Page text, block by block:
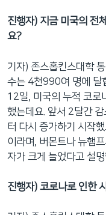
진행자) 지금 미국의 전
요?
기자) 존스홉킨스대학
수는 4천990여 명에 달
12일, 미국의 누적 코로
했는데요. 앞서 2달간
터 다시 증가하기 시작
이라며, 버몬트나 뉴햄
자가 크게 늘었다고 설
진행자) 코로나로 인한